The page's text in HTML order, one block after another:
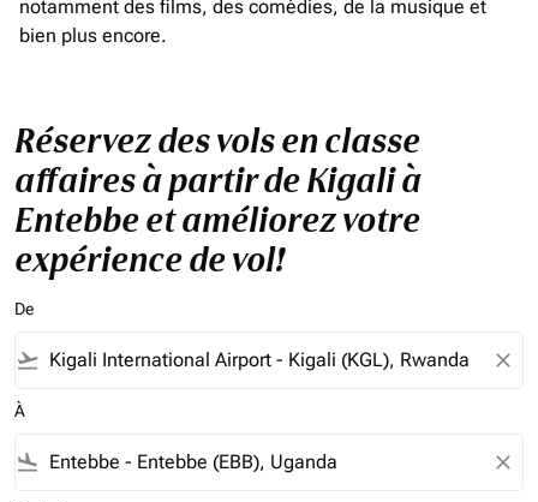
notamment des films, des comédies, de la musique et
bien plus encore.
Réservez des vols en classe
affaires à partir de Kigali à
Entebbe et améliorez votre
expérience de vol!
De
flight_takeoff close
À
flight_land close